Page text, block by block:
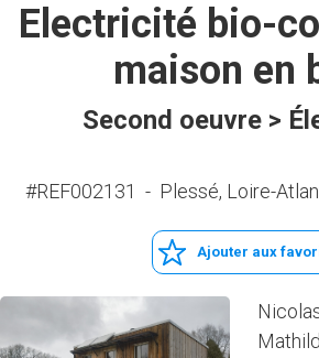
Electricité bio-
maison en
Second oeuvre >
#REF002131 - Plessé, Loire-
Ajouter aux